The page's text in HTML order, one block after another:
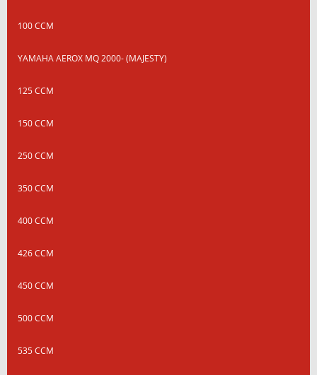
100 CCM
YAMAHA AEROX MQ 2000- (MAJESTY)
125 CCM
150 CCM
250 CCM
350 CCM
400 CCM
426 CCM
450 CCM
500 CCM
535 CCM